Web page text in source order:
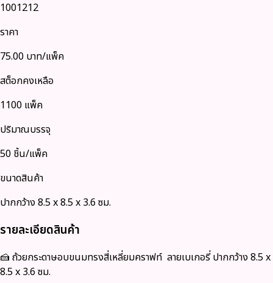
1001212
ราคา
75.00 บาท/แพ็ค
สต็อกคงเหลือ
1100 แพ็ค
ปริมาณบรรจุ
50 ชิ้น/แพ็ค
ขนาดสินค้า
ปากกว้าง 8.5 x 8.5 x 3.6 ซม.
รายละเอียดสินค้า
🍰 ถ้วยกระดาษอบขนมทรงสี่เหลี่ยมคราฟท์ ลายเบเกอรี่ ปากกว้าง 8.5 x
8.5 x 3.6 ซม.